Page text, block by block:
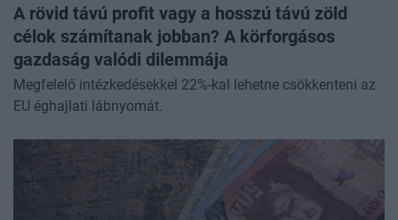
A rövid távú profit vagy a hosszú távú zöld
célok számítanak jobban? A körforgásos
gazdaság valódi dilemmája
Megfelelő intézkedésekkel 22%-kal lehetne csökkenteni az
EU éghajlati lábnyomát.